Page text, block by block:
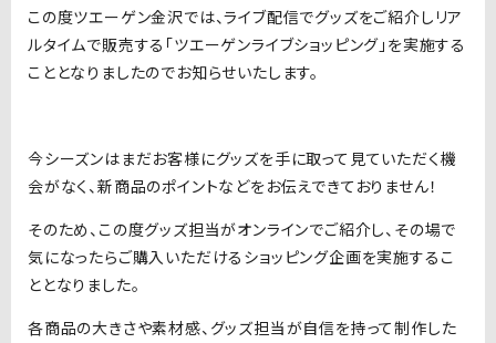
この度ツエーゲン金沢では、ライブ配信でグッズをご紹介しリア
ルタイムで販売する「ツエーゲンライブショッピング」を実施する
こととなりましたのでお知らせいたします。
今シーズンはまだお客様にグッズを手に取って見ていただく機
会がなく、新商品のポイントなどをお伝えできておりません！
そのため、この度グッズ担当がオンラインでご紹介し、その場で
気になったらご購入いただけるショッピング企画を実施するこ
ととなりました。
各商品の大きさや素材感、グッズ担当が自信を持って制作した